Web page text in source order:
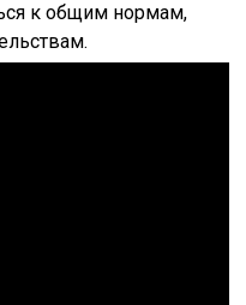
к общим нормам,